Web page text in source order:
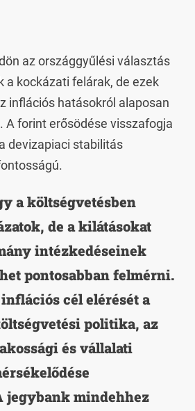
az országgyűlési választás
a kockázati felárak, de ezek
inflációs hatásokról alaposan
A forint erősödése visszafogja
devizapiaci stabilitás
a költségvetésben
de a kilátásokat
intézkedéseinek
pontosabban felmérni.
cél elérését a
politika, az
és vállalati
jegybank mindehhez